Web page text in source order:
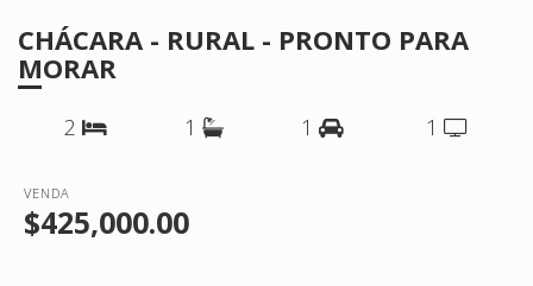
CHÁCARA - RURAL - PRONTO PARA
MORAR
2 1 1 1
VENDA
$425,000.00